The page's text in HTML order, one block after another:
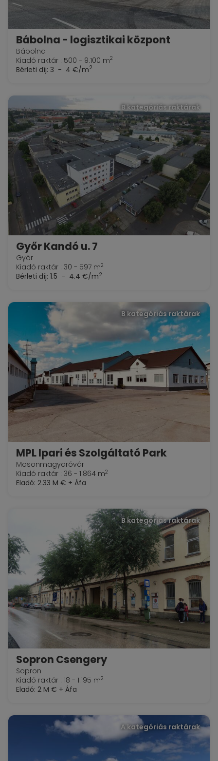
Bábolna - logisztikai központ
Bábolna
Kiadó raktár : 500 - 9.100 m2
Bérleti díj: 3 - 4 €/m2
B kategóriás raktárak
Győr Kandó u. 7
Győr
Kiadó raktár : 30 - 597 m2
Bérleti díj: 1.5 - 4.4 €/m2
B kategóriás raktárak
MPL Ipari és Szolgáltató Park
Mosonmagyaróvár
Kiadó raktár : 36 - 1.864 m2
Eladó: 2.33 M € + Áfa
B kategóriás raktárak
Sopron Csengery
Sopron
Kiadó raktár : 18 - 1.195 m2
Eladó: 2 M € + Áfa
A kategóriás raktárak